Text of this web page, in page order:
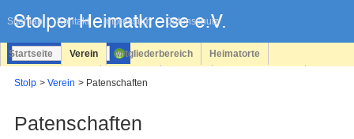
Sitemap Kontakt Impressum Datenschutz
überspringen
Startseite Verein Mitgliederbereich Heimatorte
Stolp Verein Patenschaften
Patenschaften